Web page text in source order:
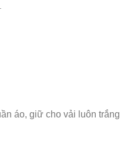
áo, giữ cho vải luôn trắng